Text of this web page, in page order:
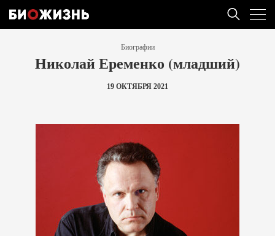
Биографии
Николай Еременко (младший)
19 ОКТЯБРЯ 2021